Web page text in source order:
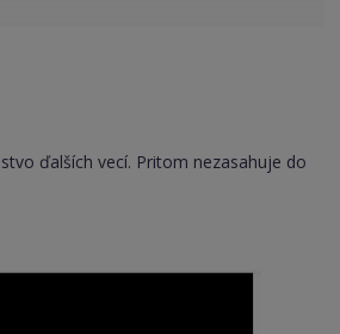
ďalších vecí. Pritom nezasahuje do